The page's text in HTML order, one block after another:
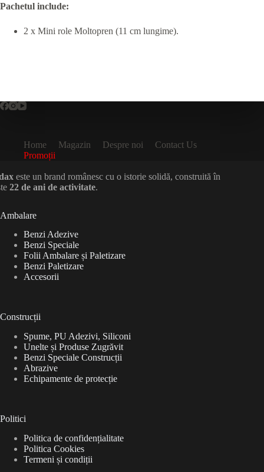
Pachetul include:
2 x Mini role Moltopren (11 cm lungime).
Home Magazin Despre noi
Contact Us
Promoții
este un brand românesc cu o istorie solidă, construită în
22 de ani de activitate.
Ambalare
Benzi Adezive
Benzi Speciale
Folii Ambalare și Paletizare
Benzi Paletizare
Accesorii
Construcții
Spume, PU Adezivi, Siliconi
Unelte și Produse Zugrăvit
Benzi Speciale Construcții
Abrazive
Echipamente de protecție
Politici
Politica de confidențialitate
Politica Cookies
Termeni și condiții